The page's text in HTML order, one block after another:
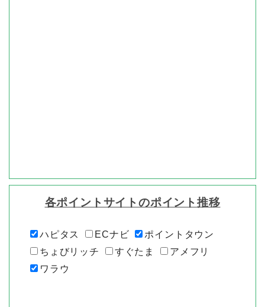
各ポイントサイトのポイント推移
ハピタス ECナビ
ポイントタウン
ちょびリッチ
すぐたま
アメフリ
ワラウ